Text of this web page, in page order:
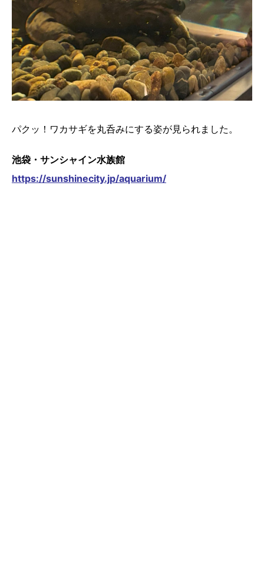
パクッ！ワカサギを丸呑みにする姿が見られました。
池袋・サンシャイン水族館
https://sunshinecity.jp/aquarium/